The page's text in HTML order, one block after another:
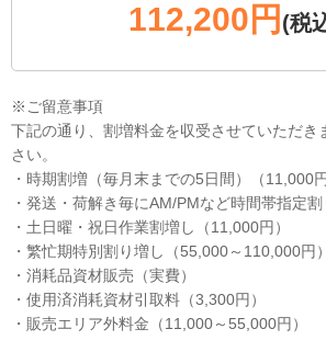
112,200円 (税
※ご留意事項
下記の通り、割増料金を収受させていただき
さい。
・時期割増（毎月末までの5日間）（11,000円
・発送・荷解き毎にAM/PMなど時間帯指定割
・土日曜・祝日作業割増し（11,000円）
・繁忙期特別割り増し（55,000～110,000円）
・消耗品資材販売（実費）
・使用済消耗資材引取料（3,300円）
・販売エリア外料金（11,000～55,000円）